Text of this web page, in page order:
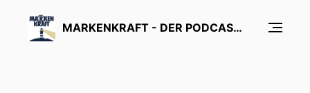
MARKENKRAFT - DER PODCAST ÜBER MARKENFÜHRUNG UND MARKENFORSCHUNG